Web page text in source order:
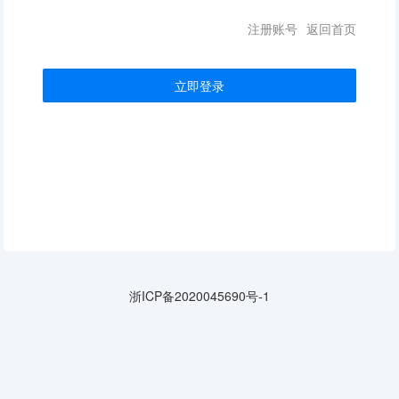
返回首页
注册账号
立即登录
浙ICP备2020045690号-1